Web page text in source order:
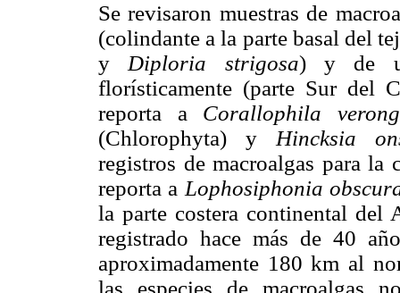
Se revisaron muestras de
(colindante a la parte basal del
y Diploria strigosa) y de
florísticamente (parte Sur del
reporta a Corallophila
(Chlorophyta) y Hincksia
registros de macroalgas para la
reporta a Lophosiphonia
la parte costera continental del
registrado hace más de 40
aproximadamente 180 km al